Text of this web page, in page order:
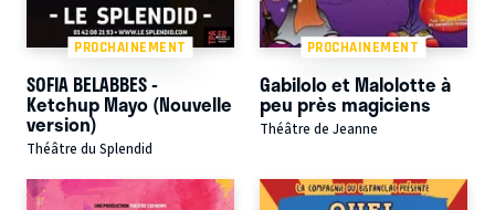
PROCHAINEMENT
SOFIA BELABBES -
Ketchup Mayo (Nouvelle
version)
Théâtre du Splendid
PROCHAINEMENT
Gabilolo et Malolotte à
peu près magiciens
Théâtre de Jeanne